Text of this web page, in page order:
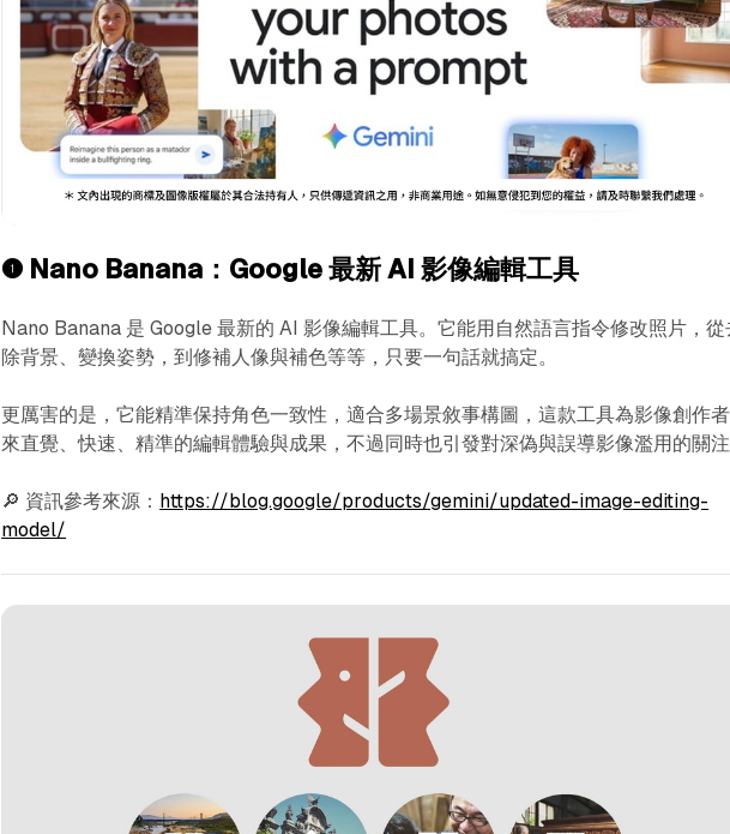
❶ Nano Banana：Google 最新 AI 影像編輯工具
Nano Banana 是 Google 最新的 AI 影像編輯工具。它能用自然語言指令修改照片，從
除背景、變換姿勢，到修補人像與補色等等，只要一句話就搞定。
更厲害的是，它能精準保持角色一致性，適合多場景敘事構圖，這款工具為影像創作
來直覺、快速、精準的編輯體驗與成果，不過同時也引發對深偽與誤導影像濫用的關注
🔎 資訊參考來源： https://blog.google/products/gemini/updated-image-editing-
model/